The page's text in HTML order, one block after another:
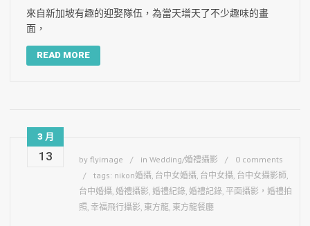
來自新加坡有趣的迎娶隊伍，為當天增天了不少趣味的畫
面，
READ MORE
3 月
13 by flyimage in Wedding/婚禮攝影
0 comments
tags: nikon婚攝, 台中女婚攝, 台中女攝, 台中女攝影師,
台中婚攝, 婚禮攝影, 婚禮紀錄, 婚禮記錄, 平面攝影，婚禮拍
照, 幸福飛行攝影, 東方龍, 東方龍餐廳